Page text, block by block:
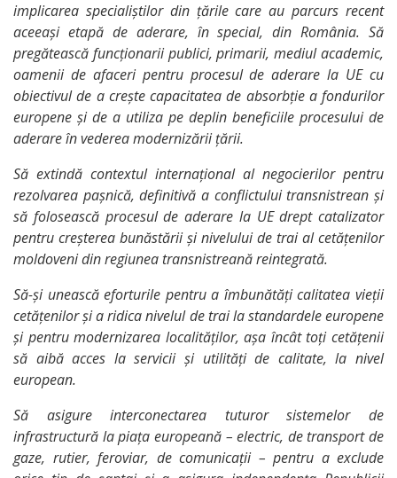
implicarea specialiștilor din țările care au parcurs recent
aceeași etapă de aderare, în special, din România. Să
pregătească funcționarii publici, primarii, mediul academic,
oamenii de afaceri pentru procesul de aderare la UE cu
obiectivul de a crește capacitatea de absorbție a fondurilor
europene și de a utiliza pe deplin beneficiile procesului de
aderare în vederea modernizării țării.
Să extindă contextul internațional al negocierilor pentru
rezolvarea pașnică, definitivă a conflictului transnistrean și
să folosească procesul de aderare la UE drept catalizator
pentru creșterea bunăstării și nivelului de trai al cetățenilor
moldoveni din regiunea transnistreană reintegrată.
Să-și unească eforturile pentru a îmbunătăți calitatea vieții
cetățenilor și a ridica nivelul de trai la standardele europene
și pentru modernizarea localităților, așa încât toți cetățenii
să aibă acces la servicii și utilități de calitate, la nivel
european.
Să asigure interconectarea tuturor sistemelor de
infrastructură la piața europeană – electric, de transport de
gaze, rutier, feroviar, de comunicații – pentru a exclude